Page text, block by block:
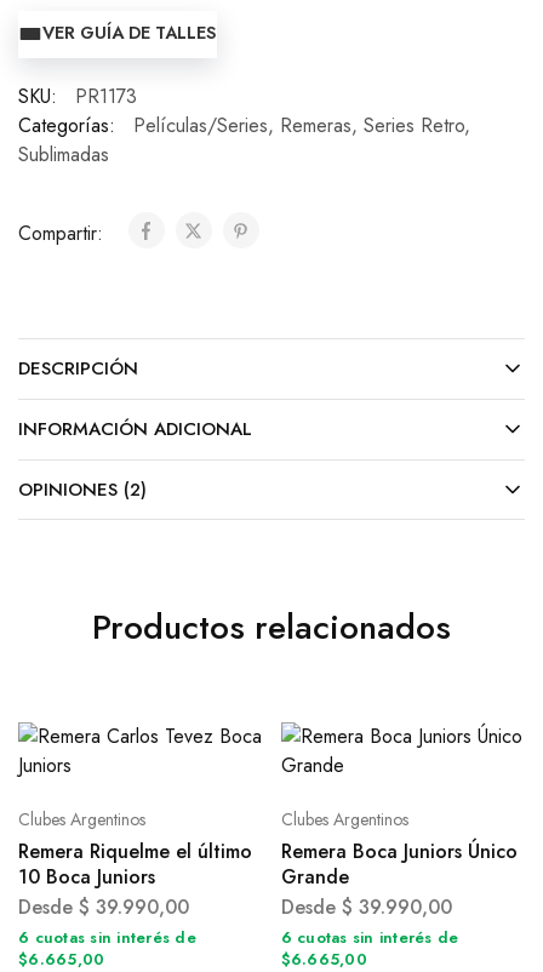
VER GUÍA DE TALLES
SKU:
PR1173
Categorías:
Películas/Series, Remeras, Series Retro,
Sublimadas
Compartir:
DESCRIPCIÓN
INFORMACIÓN ADICIONAL
OPINIONES (2)
Productos relacionados
Clubes Argentinos
Remera Riquelme el último
10 Boca Juniors
Desde $ 39.990,00
6 cuotas sin interés de
$6.665,00
Clubes Argentinos
Remera Boca Juniors Único
Grande
Desde $ 39.990,00
6 cuotas sin interés de
$6.665,00